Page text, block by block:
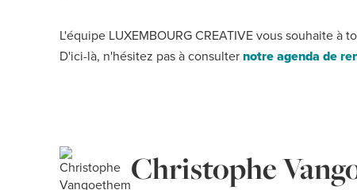
L'équipe LUXEMBOURG CREATIVE vous souhaite
D'ici-là, n'hésitez pas à consulter notre agenda de
Christophe